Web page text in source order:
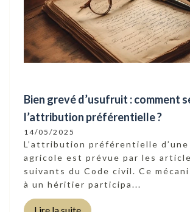
Bien grevé d’usufruit : comment
l’attribution préférentielle ?
14/05/2025
L’attribution préférentielle
agricole est prévue par les
suivants du Code civil. Ce
à un héritier participa...